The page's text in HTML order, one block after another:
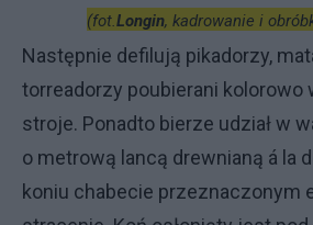
(fot.Longin, kadrowanie i
Następnie defilują pikadorzy,
torreadorzy poubierani kolorowo
stroje. Ponadto bierze udział w
o metrową lancą drewnianą á la
koniu chabecie przeznaczonym